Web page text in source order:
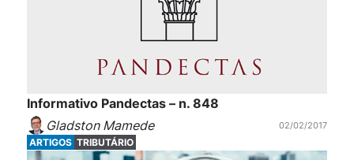
Informativo Pandectas – n. 848
Gladston Mamede
02/02/2017
ARTIGOS TRIBUTÁRIO